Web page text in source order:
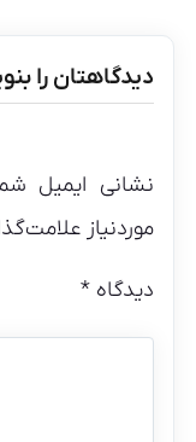
دیدگاهتان را
نشانی ایمیل
موردنیاز
دیدگاه*